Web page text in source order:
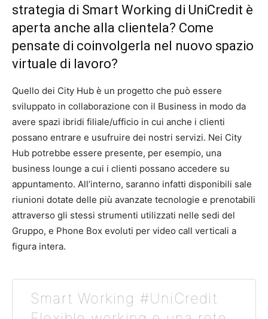
strategia di Smart Working di UniCredit è
aperta anche alla clientela? Come
pensate di coinvolgerla nel nuovo spazio
virtuale di lavoro?
Quello dei City Hub è un progetto che può essere
sviluppato in collaborazione con il Business in modo da
avere spazi ibridi filiale/ufficio in cui anche i clienti
possano entrare e usufruire dei nostri servizi. Nei City
Hub potrebbe essere presente, per esempio, una
business lounge a cui i clienti possano accedere su
appuntamento. All’interno, saranno infatti disponibili sale
riunioni dotate delle più avanzate tecnologie e prenotabili
attraverso gli stessi strumenti utilizzati nelle sedi del
Gruppo, e Phone Box evoluti per video call verticali a
figura intera.
Smart Working #UniCredit